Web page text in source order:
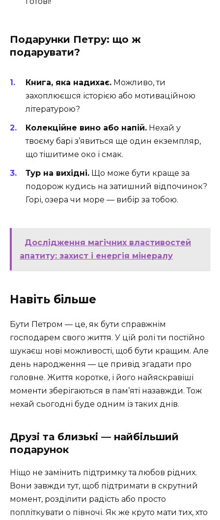
Подарунки Петру: що ж
подарувати?
Книга, яка надихає. Можливо, ти
захоплюєшся історією або мотиваційною
літературою?
Колекційне вино або напій. Нехай у
твоєму барі з’явиться ще один екземпляр,
що тішитиме око і смак.
Тур на вихідні. Що може бути краще за
подорож кудись на затишний відпочинок?
Горі, озера чи море — вибір за тобою.
Дослідження магічних властивостей
апатиту: захист і енергія мінералу
Навіть більше
Бути Петром — це, як бути справжнім
господарем свого життя. У цій ролі ти постійно
шукаєш нові можливості, щоб бути кращим. Але
день народження — це привід згадати про
головне. Життя коротке, і його найяскравіші
моменти зберігаються в пам’яті назавжди. Тож
нехай сьогодні буде одним із таких днів.
Друзі та близькі — найбільший
подарунок
Ніщо не замінить підтримку та любов рідних.
Вони завжди тут, щоб підтримати в скрутний
момент, розділити радість або просто
попліткувати о півночі. Як же круто мати тих, хто